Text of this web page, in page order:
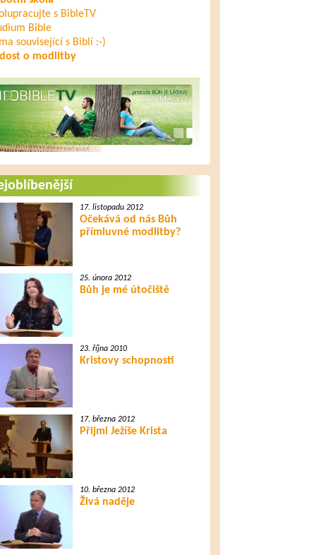
hypotéky
s BibleTV
Bible
související s Biblí :-)
o modlitby
17. listopadu 2012
Očekává od nás Bůh
přímluvné modlitby?
25. února 2012
Bůh je mé útočiště
23. října 2010
Kristovy schopnosti
17. března 2012
Přijmi Ježíše Krista
10. března 2012
Živá naděje